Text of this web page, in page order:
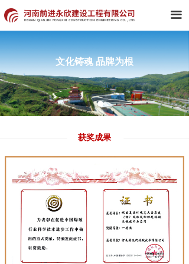
끀
首页
关于我们
新闻中心
组织架构
典型工程
党建工作
科技创新
人力资源
文化铸魂 品牌为根
获奖成果